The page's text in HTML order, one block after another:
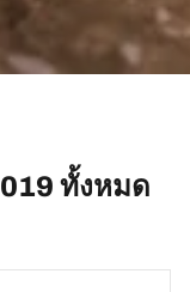
ทั้งหมด